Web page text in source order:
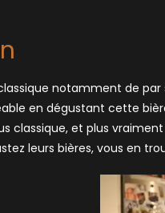
notamment de
en dégustant cette
classique, et plus
leurs bières, vous en